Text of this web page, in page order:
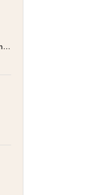
Čipkovaný komplet BRONTI + čelenka zdarma